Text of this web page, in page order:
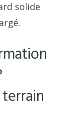
solide